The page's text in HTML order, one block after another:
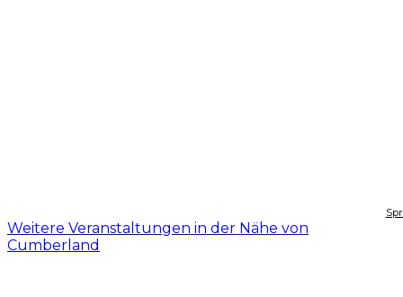
Weitere Veranstaltungen in der Nähe von
Cumberland